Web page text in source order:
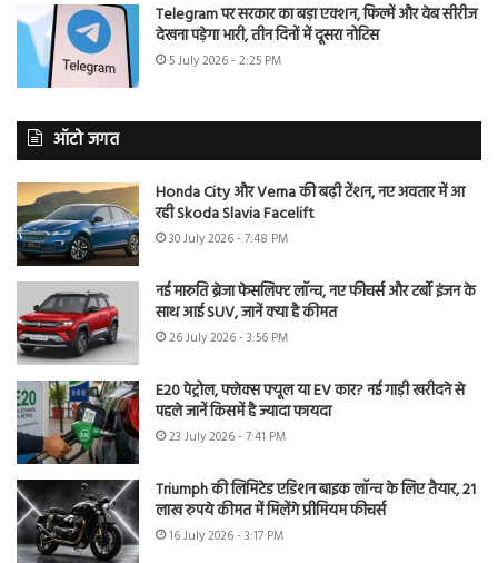
Telegram पर सरकार का बड़ा एक्शन, फिल्में और वेब सीरीज
देखना पड़ेगा भारी, तीन दिनों में दूसरा नोटिस
5 July 2026 - 2:25 PM
ऑटो जगत
Honda City और Verna की बढ़ी टेंशन, नए अवतार में आ
रही Skoda Slavia Facelift
30 July 2026 - 7:48 PM
नई मारुति ब्रेजा फेसलिफ्ट लॉन्च, नए फीचर्स और टर्बो इंजन के
साथ आई SUV, जानें क्या है कीमत
26 July 2026 - 3:56 PM
E20 पेट्रोल, फ्लेक्स फ्यूल या EV कार? नई गाड़ी खरीदने से
पहले जानें किसमें है ज्यादा फायदा
23 July 2026 - 7:41 PM
Triumph की लिमिटेड एडिशन बाइक लॉन्च के लिए तैयार, 21
लाख रुपये कीमत में मिलेंगे प्रीमियम फीचर्स
16 July 2026 - 3:17 PM